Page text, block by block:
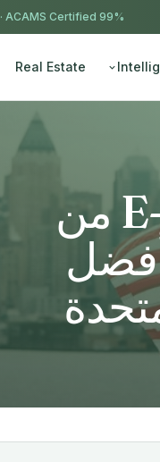
99% approval ·
· ACAMS Certified
Real Estate
EB-5 مقابل تأشيرة المستثمر E-2 من
لأفضل